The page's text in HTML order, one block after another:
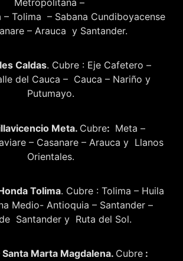
– Tolima – Sabana Cundiboyacense
– Arauca y Santander.
Caldas. Cubre : Eje Cafetero –
del Cauca – Cauca – Nariño y
Putumayo.
Meta. Cubre: Meta –
– Casanare – Arauca y Llanos
Orientales.
Tolima. Cubre : Tolima – Huila
Medio- Antioquia – Santander –
Santander y Ruta del Sol.
Marta Magdalena. Cubre :